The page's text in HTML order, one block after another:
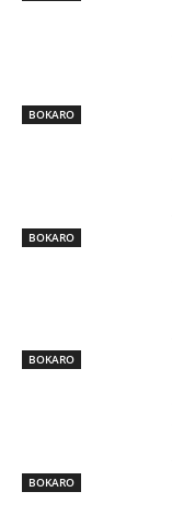
BOKARO
BOKARO
BOKARO
BOKARO